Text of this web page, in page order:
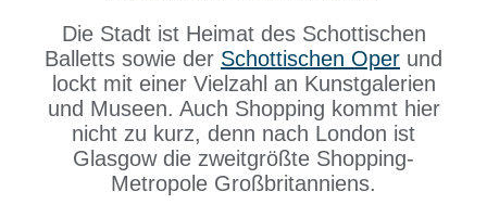
Die Stadt ist Heimat des Schottischen
Balletts sowie der Schottischen Oper und
lockt mit einer Vielzahl an Kunstgalerien
und Museen. Auch Shopping kommt hier
nicht zu kurz, denn nach London ist
Glasgow die zweitgrößte Shopping-
Metropole Großbritanniens.